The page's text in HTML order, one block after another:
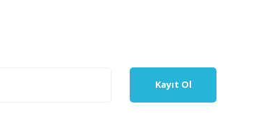
Kayıt Ol